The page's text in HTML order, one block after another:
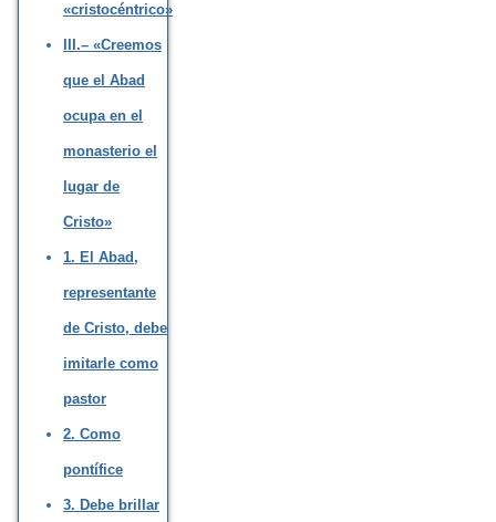
«cristocéntrico»
III.– «Creemos
que el Abad
ocupa en el
monasterio el
lugar de
Cristo»
1. El Abad,
representante
de Cristo, debe
imitarle como
pastor
2. Como
pontífice
3. Debe brillar